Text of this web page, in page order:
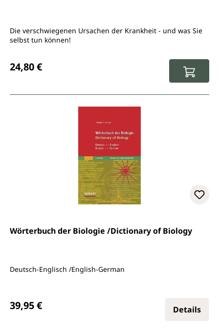
Die verschwiegenen Ursachen der Krankheit - und was Sie
selbst tun können!
24,80 €
Wörterbuch der Biologie /Dictionary of Biology
Deutsch-Englisch /English-German
39,95 € Details